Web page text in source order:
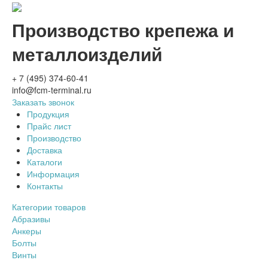
Производство крепежа и
металлоизделий
+ 7 (495) 374-60-41
info@fcm-terminal.ru
Заказать звонок
Продукция
Прайс лист
Производство
Доставка
Каталоги
Информация
Контакты
Категории товаров
Абразивы
Анкеры
Болты
Винты